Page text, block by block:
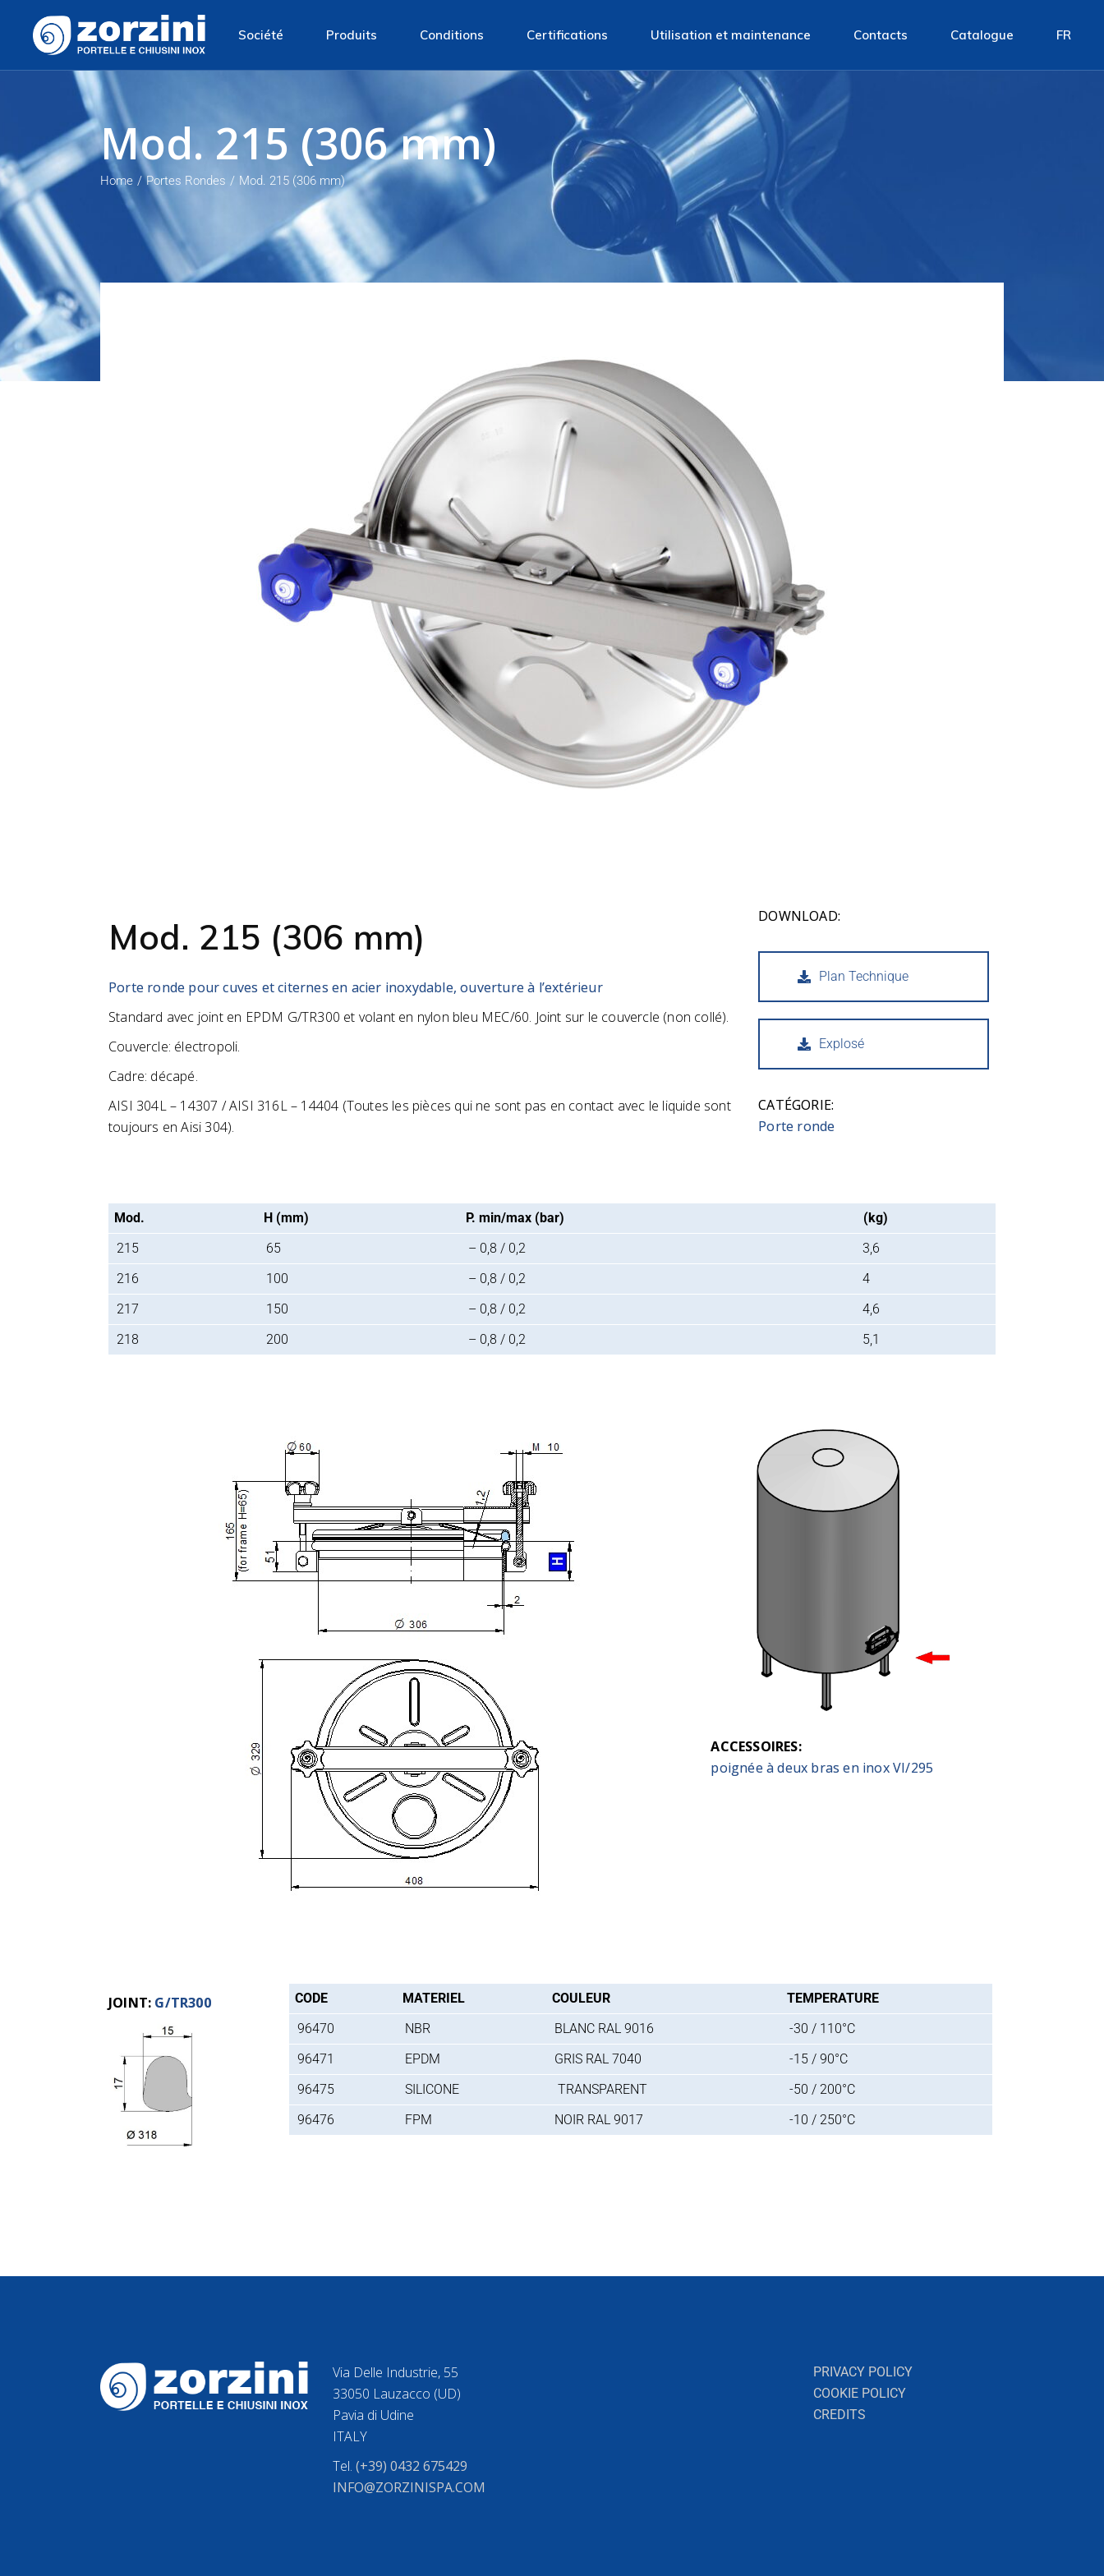
Société
Matiére première
Production
Politique environnementale
Produits
Portes Rondes
Portes Rectangulaires
Trappe ronde
Trappe ronde en verre
Trappes ronde à pression
Trappe pour fibre de verre
Conditions
Conditions de vente
Certifications Utilisation et maintenance Contacts Catalogue FR
Mod. 215 (306 mm)
Home Portes Rondes Mod. 215 (306 mm)
Mod. 215 (306 mm)
Porte ronde pour cuves et citernes en acier inoxydable, ouverture à l’extérieur
Standard avec joint en EPDM G/TR300 et volant en nylon bleu MEC/60. Joint sur le couvercle (non collé).
Couvercle: électropoli.
Cadre: décapé.
AISI 304L – 14307 / AISI 316L – 14404 (Toutes les pièces qui ne sont pas en contact avec le liquide sont
toujours en Aisi 304).
DOWNLOAD:
Plan Technique
Explosé
CATÉGORIE:
Porte ronde
Mod. H (mm) P. min/max (bar)
(kg)
215
65 – 0,8 / 0,2
3,6
216
100 – 0,8 / 0,2
4
217
150 – 0,8 / 0,2
4,6
218
200 – 0,8 / 0,2 5,1
ACCESSOIRES:
poignée à deux bras en inox VI/295
JOINT: G/TR300 CODE MATERIEL COULEUR
TEMPERATURE
96470
NBR BLANC RAL 9016
-30 / 110°C
96471
EPDM GRIS RAL 7040
-15 / 90°C
96475
SILICONE TRANSPARENT
-50 / 200°C
96476
FPM NOIR RAL 9017 -10 / 250°C
Via Delle Industrie, 55
33050 Lauzacco (UD)
Pavia di Udine
ITALY
Tel. (+39) 0432 675429
INFO@ZORZINISPA.COM
PRIVACY POLICY
COOKIE POLICY
CREDITS